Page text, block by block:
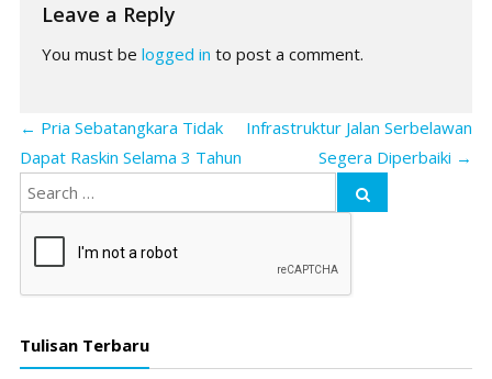
Leave a Reply
You must be logged in to post a comment.
← Pria Sebatangkara Tidak
Dapat Raskin Selama 3 Tahun
Infrastruktur Jalan Serbelawan
Segera Diperbaiki →
Tulisan Terbaru